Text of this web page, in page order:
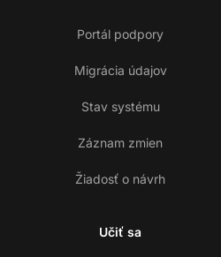
Portál podpory
Migrácia údajov
Stav systému
Záznam zmien
Žiadosť o návrh
Učiť sa